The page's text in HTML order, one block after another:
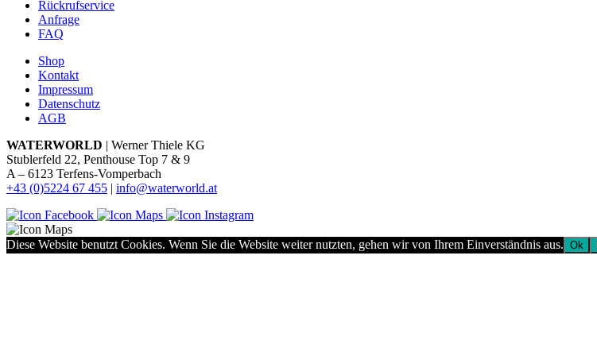
Rückrufservice
Anfrage
FAQ
Shop
Kontakt
Impressum
Datenschutz
AGB
WATERWORLD | Werner Thiele KG
Stublerfeld 22, Penthouse Top 7 & 9
A – 6123 Terfens-Vomperbach
+43 (0)5224 67 455 | info@waterworld.at
Diese Website benutzt Cookies. Wenn Sie die Website weiter nutzten, gehen wir von Ihrem Einverständnis aus. Ok